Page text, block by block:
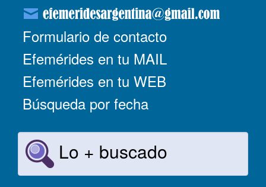
Formulario de contacto
Efemérides en tu MAIL
Efemérides en tu WEB
Búsqueda por fecha
Lo + buscado